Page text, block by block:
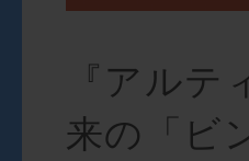
『アル
来の「ビ